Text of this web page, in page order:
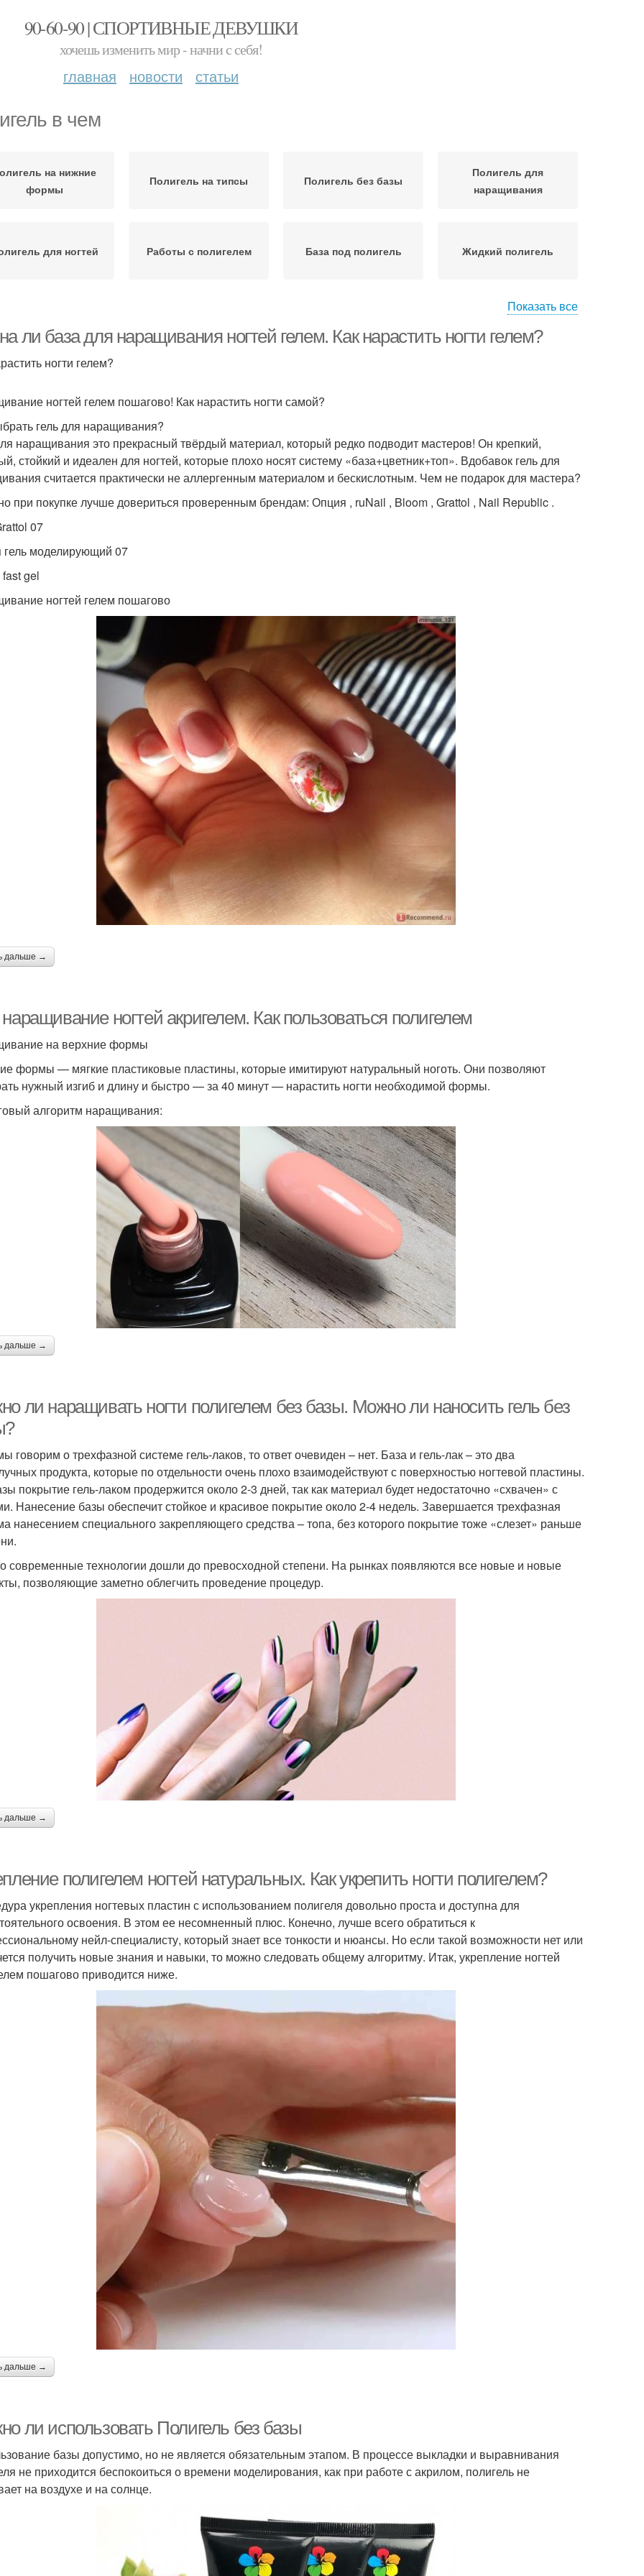
90-60-90 | СПОРТИВНЫЕ ДЕВУШКИ
хочешь изменить мир - начни с себя!
главная новости статьи
в чем
на нижние
формы
Полигель на типсы Полигель без базы
Полигель для
наращивания
для ногтей Работы с полигелем База под полигель Жидкий полигель
формы
Показать все
ли база для наращивания ногтей гелем. Как нарастить ногти гелем?
ногти гелем?
ногтей гелем пошагово! Как нарастить ногти самой?
гель для наращивания?
наращивания это прекрасный твёрдый материал, который редко подводит мастеров! Он крепкий,
стойкий и идеален для ногтей, которые плохо носят систему «база+цветник+топ». Вдобавок гель для
считается практически не аллергенным материалом и бескислотным. Чем не подарок для мастера?
при покупке лучше довериться проверенным брендам: Опция , ruNail , Bloom , Grattol , Nail Republic .
07
моделирующий 07
gel
ногтей гелем пошагово
дальше →
ногтей акригелем. Как пользоваться полигелем
на верхние формы
формы — мягкие пластиковые пластины, которые имитируют натуральный ноготь. Они позволяют
нужный изгиб и длину и быстро — за 40 минут — нарастить ногти необходимой формы.
алгоритм наращивания:
дальше →
ли наращивать ногти полигелем без базы. Можно ли наносить гель без
говорим о трехфазной системе гель-лаков, то ответ очевиден – нет. База и гель-лак – это два
продукта, которые по отдельности очень плохо взаимодействуют с поверхностью ногтевой пластины.
покрытие гель-лаком продержится около 2-3 дней, так как материал будет недостаточно «схвачен» с
Нанесение базы обеспечит стойкое и красивое покрытие около 2-4 недель. Завершается трехфазная
нанесением специального закрепляющего средства – топа, без которого покрытие тоже «слезет» раньше
современные технологии дошли до превосходной степени. На рынках появляются все новые и новые
позволяющие заметно облегчить проведение процедур.
дальше →
полигелем ногтей натуральных. Как укрепить ногти полигелем?
укрепления ногтевых пластин с использованием полигеля довольно проста и доступна для
освоения. В этом ее несомненный плюс. Конечно, лучше всего обратиться к
нейл-специалисту, который знает все тонкости и нюансы. Но если такой возможности нет или
получить новые знания и навыки, то можно следовать общему алгоритму. Итак, укрепление ногтей
пошагово приводится ниже.
дальше →
ли использовать Полигель без базы
базы допустимо, но не является обязательным этапом. В процессе выкладки и выравнивания
не приходится беспокоиться о времени моделирования, как при работе с акрилом, полигель не
на воздухе и на солнце.